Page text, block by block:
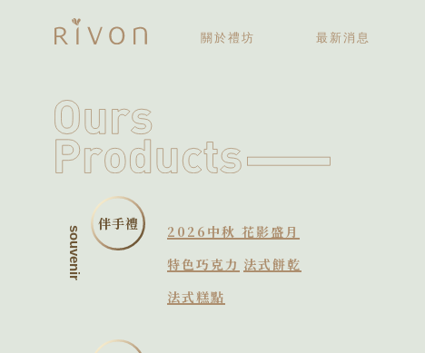
關於禮坊
最新消息
souvenir
伴手禮
2026中秋 花影盛月
特色巧克力 法式餅乾
法式糕點